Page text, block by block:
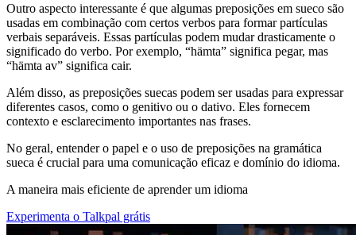
Outro aspecto interessante é que algumas preposições em sueco são
usadas em combinação com certos verbos para formar partículas
verbais separáveis. Essas partículas podem mudar drasticamente o
significado do verbo. Por exemplo, “hämta” significa pegar, mas
“hämta av” significa cair.
Além disso, as preposições suecas podem ser usadas para expressar
diferentes casos, como o genitivo ou o dativo. Eles fornecem
contexto e esclarecimento importantes nas frases.
No geral, entender o papel e o uso de preposições na gramática
sueca é crucial para uma comunicação eficaz e domínio do idioma.
A maneira mais eficiente de aprender um idioma
Experimenta o Talkpal grátis